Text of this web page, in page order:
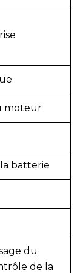
moteur
batterie
du
de la